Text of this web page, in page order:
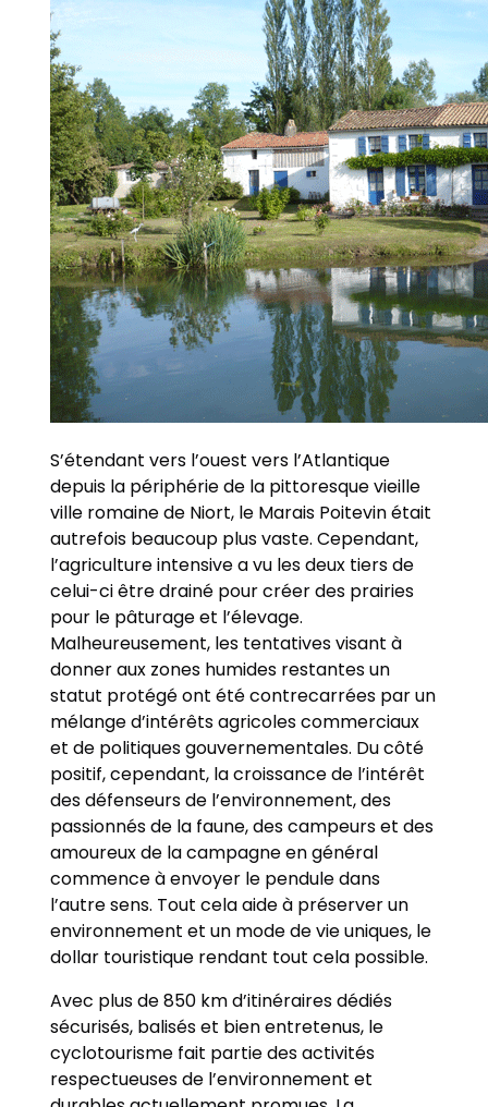
S’étendant vers l’ouest vers l’Atlantique
depuis la périphérie de la pittoresque vieille
ville romaine de Niort, le Marais Poitevin était
autrefois beaucoup plus vaste. Cependant,
l’agriculture intensive a vu les deux tiers de
celui-ci être drainé pour créer des prairies
pour le pâturage et l’élevage.
Malheureusement, les tentatives visant à
donner aux zones humides restantes un
statut protégé ont été contrecarrées par un
mélange d’intérêts agricoles commerciaux
et de politiques gouvernementales. Du côté
positif, cependant, la croissance de l’intérêt
des défenseurs de l’environnement, des
passionnés de la faune, des campeurs et des
amoureux de la campagne en général
commence à envoyer le pendule dans
l’autre sens. Tout cela aide à préserver un
environnement et un mode de vie uniques, le
dollar touristique rendant tout cela possible.
Avec plus de 850 km d’itinéraires dédiés
sécurisés, balisés et bien entretenus, le
cyclotourisme fait partie des activités
respectueuses de l’environnement et